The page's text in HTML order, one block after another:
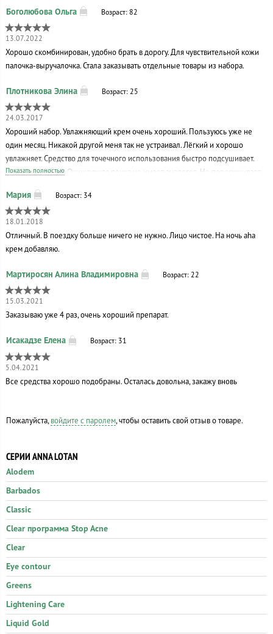
Расход оч экономный, маленькой капли крема хватает на всё лицо, хорошо
увлажняет, нет жирного блеска.
Возраст: 82
13.07.2022
Хорошо скомбинирован, удобно брать в дорогу. Для чувствительной кожи
палочка-выручалочка. Стала заказывать отдельные товары из набора.
Возраст: 25
24.03.2017
Хороший набор. Увлажняющий крем очень хороший. Пользуюсь уже не
один месяц. Никакой другой меня так не устраивал. Лёгкий и хорошо
увлажняет. Средство для точечного использования быстро подсушивает.
Хороший эффект. Очищающая пенка не имеет аналогов. Не пересушивает.
Показать полностью
Возраст: 34
18.01.2018
Отличный. В поездку больше ничего не нужно. Лицо чистое. На ночь aha
крем добавляю.
Возраст: 22
15.03.2021
Заказываю уже 4 раз, очень хороший препарат.
Возраст: 31
5.04.2021
Все средства хорошо подобраны. Осталась довольна, закажу вновь
Пожалуйста, войдите с паролем, чтобы оставить свой отзыв о товаре.
СЕРИИ ANNA LOTAN
Alodem
Barbados
Classic
Clear программа Stop Acne
Clear
Eye contour
Greens
Lightening Care
Liquid Gold